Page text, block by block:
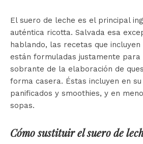
El suero de leche es el principal
auténtica ricotta. Salvada esa
hablando, las recetas que
están formuladas justamente
sobrante de la elaboración de
forma casera. Éstas incluyen en
panificados y smoothies, y en
sopas.
Cómo sustituir el suero de